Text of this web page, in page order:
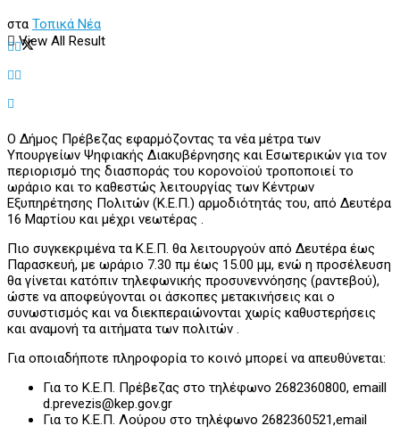
View All Result
στα Τοπικά Νέα
Ο Δήμος Πρέβεζας εφαρμόζοντας τα νέα μέτρα των
Υπουργείων Ψηφιακής Διακυβέρνησης και Εσωτερικών για τον
περιορισμό της διασποράς του κορονοϊού τροποποιεί το
ωράριο και το καθεστώς λειτουργίας των Κέντρων
Εξυπηρέτησης Πολιτών (Κ.Ε.Π.) αρμοδιότητάς του, από Δευτέρα
16 Μαρτίου και μέχρι νεωτέρας .
Πιο συγκεκριμένα τα Κ.Ε.Π. θα λειτουργούν από Δευτέρα έως
Παρασκευή, με ωράριο 7.30 πμ έως 15.00 μμ, ενώ η προσέλευση
θα γίνεται κατόπιν τηλεφωνικής προσυνεννόησης (ραντεβού),
ώστε να αποφεύγονται οι άσκοπες μετακινήσεις και ο
συνωστισμός και να διεκπεραιώνονται χωρίς καθυστερήσεις
και αναμονή τα αιτήματα των πολιτών .
Για οποιαδήποτε πληροφορία το κοινό μπορεί να απευθύνεται:
Για το Κ.Ε.Π. Πρέβεζας στο τηλέφωνο 2682360800, emaill
d.prevezis@kep.gov.gr
Για το Κ.Ε.Π. Λούρου στο τηλέφωνο 2682360521,email